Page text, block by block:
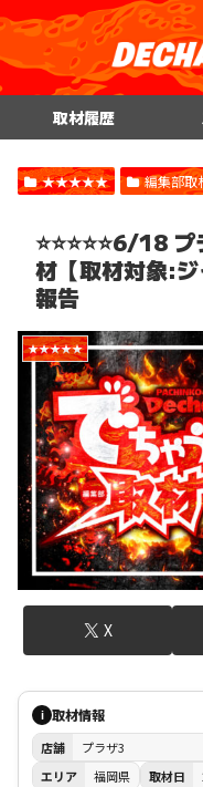
取材履歴
★★★★★ 編集部取
⭐️⭐️⭐️⭐️⭐️6/18
材【取材対象:
報告
★★★★★
X
i 取材情報
店舗
プラザ3
エリア
福岡県 取材日